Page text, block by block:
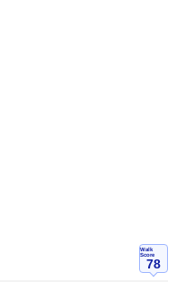
Walk
Score
78